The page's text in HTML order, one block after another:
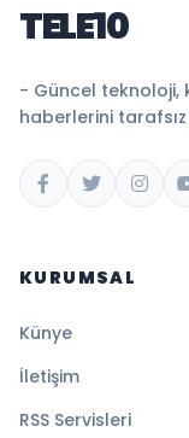
TELE10
- Güncel teknoloji,
haberlerini tarafsız
KURUMSAL
Künye
İletişim
RSS Servisleri